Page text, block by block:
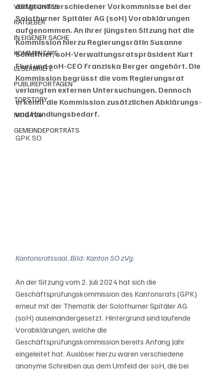
VERMISCHTES
RATGEBER
IN EIGENER SACHE
KOMMENTARE
LESERBRIEFE
PUBLIREPORTAGEN
TOPSTORY
MUGA'26
GEMEINDEPORTRÄTS
aufgrund verschiedener Vorkommnisse bei der
Solothurner Spitäler AG (soH) Vorabklärungen
aufgenommen. An ihrer jüngsten Sitzung hat die
Kommission hierzu Regierungsrätin Susanne
Schaffner, soH-Verwaltungsratspräsident Kurt
Fluri und soH-CEO Franziska Berger angehört. Die
Kommission begrüsst die vom Regierungsrat
verlangten externen Untersuchungen. Dennoch
erkennt die Kommission zusätzlichen Abklärungs-
und Handlungsbedarf.
GPK SO
Kantonsratssaal. Bild: Kanton SO zVg.
An der Sitzung vom 2. Juli 2024 hat sich die
Geschäftsprüfungskommission des Kantonsrats (GPK)
erneut mit der Thematik der Solothurner Spitäler AG
(soH) auseinandergesetzt. Hintergrund sind laufende
Vorabklärungen, welche die
Geschäftsprüfungskommission bereits Anfang Jahr
eingeleitet hat. Auslöser hierzu waren verschiedene
anonyme Schreiben aus dem Umfeld der soH, die bei